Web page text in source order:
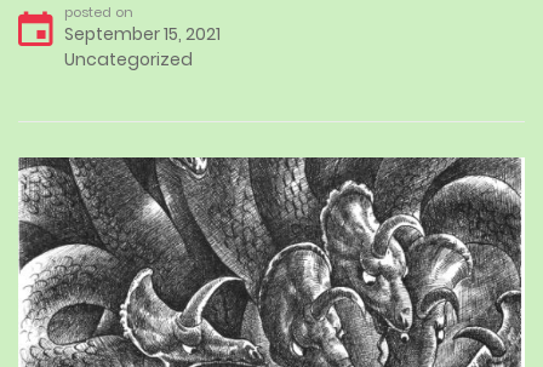
posted on
September 15, 2021
Uncategorized